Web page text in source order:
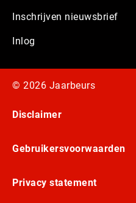
Inschrijven nieuwsbrief
Inlog
© 2026 Jaarbeurs
Disclaimer
Gebruikersvoorwaarden
Privacy statement